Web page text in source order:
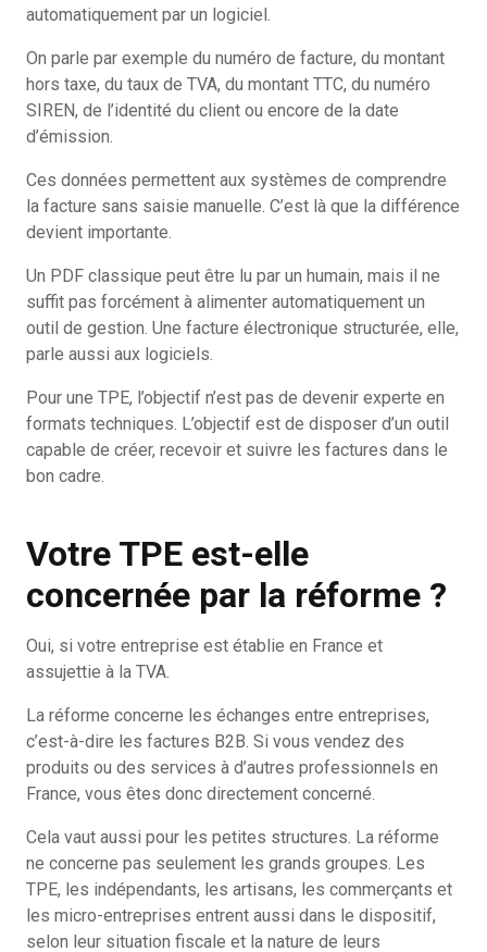
automatiquement par un logiciel.
On parle par exemple du numéro de facture, du montant
hors taxe, du taux de TVA, du montant TTC, du numéro
SIREN, de l’identité du client ou encore de la date
d’émission.
Ces données permettent aux systèmes de comprendre
la facture sans saisie manuelle. C’est là que la différence
devient importante.
Un PDF classique peut être lu par un humain, mais il ne
suffit pas forcément à alimenter automatiquement un
outil de gestion. Une facture électronique structurée, elle,
parle aussi aux logiciels.
Pour une TPE, l’objectif n’est pas de devenir experte en
formats techniques. L’objectif est de disposer d’un outil
capable de créer, recevoir et suivre les factures dans le
bon cadre.
Votre TPE est-elle
concernée par la réforme ?
Oui, si votre entreprise est établie en France et
assujettie à la TVA.
La réforme concerne les échanges entre entreprises,
c’est-à-dire les factures B2B. Si vous vendez des
produits ou des services à d’autres professionnels en
France, vous êtes donc directement concerné.
Cela vaut aussi pour les petites structures. La réforme
ne concerne pas seulement les grands groupes. Les
TPE, les indépendants, les artisans, les commerçants et
les micro-entreprises entrent aussi dans le dispositif,
selon leur situation fiscale et la nature de leurs